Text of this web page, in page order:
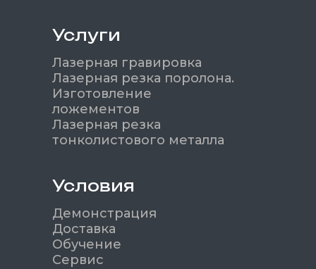
Демонстрация
Доставка
Обучение
Сервис
Условия
Услуги
Лазерная гравировка
Лазерная резка поролона.
Изготовление
ложементов
Лазерная резка
тонколистового металла